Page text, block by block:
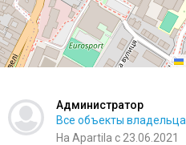
Администратор
Все объекты владельца
На Apartila с 23.06.2021